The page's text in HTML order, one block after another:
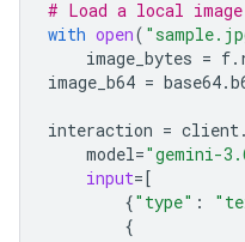
# Load a local image
with open(
image_bytes = f.
image_b64 = base64.
interaction = client.
model="gemini-
input=[
{"type" :
{